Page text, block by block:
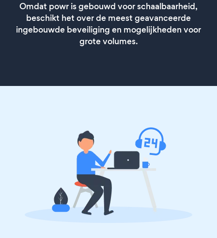
Omdat powr is gebouwd voor schaalbaarheid,
beschikt het over de meest geavanceerde
ingebouwde beveiliging en mogelijkheden voor
grote volumes.